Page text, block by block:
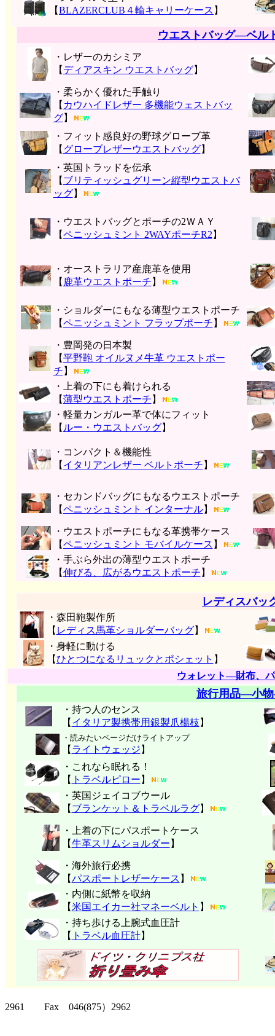
【BLAZERCLUB４輪キャリーケース 】
ウエストバッグ―ベル
・レザーのカシミア
【 ディアスキン ウエストバッグ】
・柔らかく優れた手触り
【 カウハイドレザー 多機能ウェストバッ
グ】
・フィット感良好の野球グローブ革
【 グローブレザーウエストバッグ】
・英国トラッドを伝承
【 ブリティッシュグリーン縦型ウエストバ
ッグ】
・ウエストバッグとポーチの2ＷＡＹ
【ペニッシュミント 2WAYポーチR2 】
・オーストラリア産鹿革を使用
【 鹿革ウエストポーチ 】
・ショルダーにもなる薄型ウエストポーチ
【ペニッシュミント フラップポーチ 】
・豊岡発の日本製
【平野鞄 オイルヌメ牛革 ウエストポー
チ 】
・上着の下にも着けられる
【薄型ウエストポーチ 】
・軽量カンガルー革で体にフィット
【 ルー・ウエストバッグ】
・コンパクト＆機能性
【 イタリアンレザー ベルトポーチ 】
・セカンドバッグにもなるウエストポーチ
【ペニッシュミント インターナル】
・ウエストポーチにもなる革携帯ケース
【ペニッシュミント モバイルケース 】
・手ぶら外出の薄型ウエストポーチ
【伸びる、広がるウエストポーチ 】
レディスバッ
・森田鞄製作所
【 レディス馬革ショルダーバッグ】
・身軽に動ける
【ひとつになるリュックとポシェット 】
ウォレット―財布、
旅行用品―小
・持つ人のセンス
【 イタリア製携帯用銀製爪楊枝 】
・読みたいページだけライトアップ
【 ライトウェッジ 】
・これなら眠れる！
【 トラベルピロー 】
・英国ジェイコブウール
【 ブランケット＆トラベルラグ】
・上着の下にパスポートケース
【牛革スリムショルダー 】
・海外旅行必携
【パスポートレザーケース 】
・内側に紙幣を収納
【米国エイカー社マネーベルト 】
・持ち歩ける上腕式血圧計
【 トラベル血圧計】
2961 Fax 046(875）2962